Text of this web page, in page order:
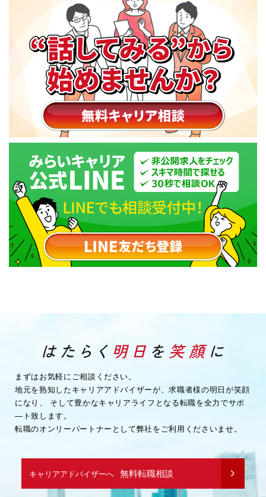
まずはお気軽にご相談ください。
地元を熟知したキャリアアドバイザーが、求職者様の明日が笑顔
になり、
そして豊かなキャリアライフとなる転職を全力でサポ
―ト致します。
転職のオンリーパートナーとして弊社をご利用くださいませ。
キャリアアドバイザーへ 無料転職相談